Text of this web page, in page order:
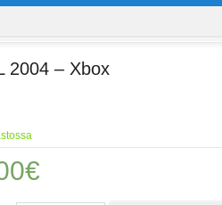
2004 – Xbox
€